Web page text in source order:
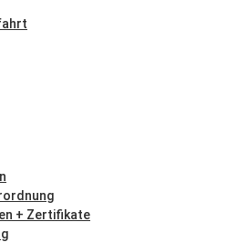
+ Zertifikate